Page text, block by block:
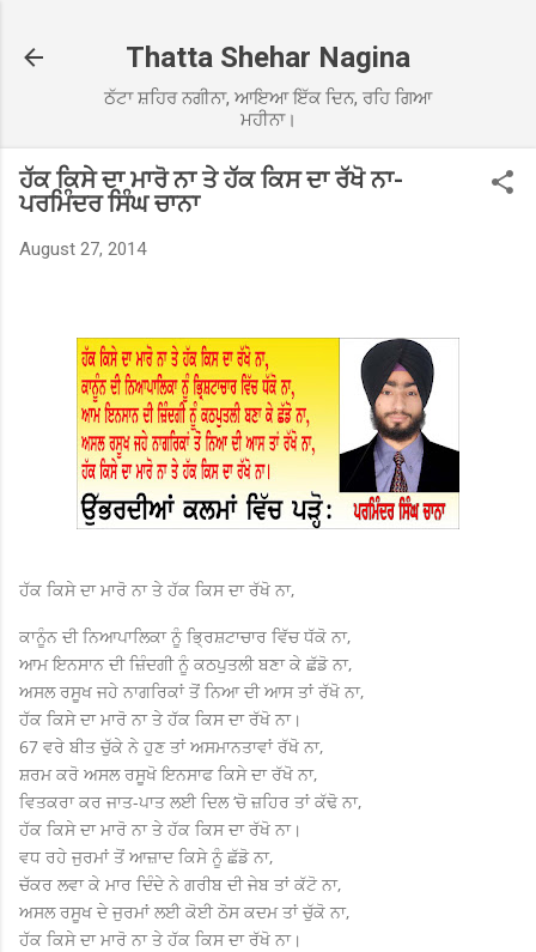
Thatta Shehar Nagina
ਠੱਟਾ ਸ਼ਹਿਰ ਨਗੀਨਾ, ਆਇਆ ਇੱਕ ਦਿਨ, ਰਹਿ ਗਿਆ
ਮਹੀਨਾ।
ਹੱਕ ਕਿਸੇ ਦਾ ਮਾਰੋ ਨਾ ਤੇ ਹੱਕ ਕਿਸ ਦਾ ਰੱਖੋ ਨਾ-
ਪਰਮਿੰਦਰ ਸਿੰਘ ਚਾਨਾ
August 27, 2014
ਹੱਕ ਕਿਸੇ ਦਾ ਮਾਰੋ ਨਾ ਤੇ ਹੱਕ ਕਿਸ ਦਾ ਰੱਖੋ ਨਾ,
ਕਾਨੂੰਨ ਦੀ ਨਿਆਪਾਲਿਕਾ ਨੂੰ ਭ੍ਰਿਸ਼ਟਾਚਾਰ ਵਿੱਚ ਧੱਕੋ ਨਾ,
ਆਮ ਇਨਸਾਨ ਦੀ ਜ਼ਿੰਦਗੀ ਨੂੰ ਕਠਪੁਤਲੀ ਬਣਾ ਕੇ ਛੱਡੋ ਨਾ,
ਅਸਲ ਰਸੂਖ ਜਹੇ ਨਾਗਰਿਕਾਂ ਤੋਂ ਨਿਆ ਦੀ ਆਸ ਤਾਂ ਰੱਖੋ ਨਾ,
ਹੱਕ ਕਿਸੇ ਦਾ ਮਾਰੋ ਨਾ ਤੇ ਹੱਕ ਕਿਸ ਦਾ ਰੱਖੋ ਨਾ।
67 ਵਰੇ ਬੀਤ ਚੁੱਕੇ ਨੇ ਹੁਣ ਤਾਂ ਅਸਮਾਨਤਾਵਾਂ ਰੱਖੋ ਨਾ,
ਸ਼ਰਮ ਕਰੋ ਅਸਲ ਰਸੂਖੋ ਇਨਸਾਫ ਕਿਸੇ ਦਾ ਰੱਖੋ ਨਾ,
ਵਿਤਕਰਾ ਕਰ ਜਾਤ-ਪਾਤ ਲਈ ਦਿਲ ‘ਚੋ ਜ਼ਹਿਰ ਤਾਂ ਕੱਢੋ ਨਾ,
ਹੱਕ ਕਿਸੇ ਦਾ ਮਾਰੋ ਨਾ ਤੇ ਹੱਕ ਕਿਸ ਦਾ ਰੱਖੋ ਨਾ।
ਵਧ ਰਹੇ ਜੁਰਮਾਂ ਤੋਂ ਆਜ਼ਾਦ ਕਿਸੇ ਨੂੰ ਛੱਡੋ ਨਾ,
ਚੱਕਰ ਲਵਾ ਕੇ ਮਾਰ ਦਿੰਦੇ ਨੇ ਗਰੀਬ ਦੀ ਜੇਬ ਤਾਂ ਕੱਟੋ ਨਾ,
ਅਸਲ ਰਸੂਖ ਦੇ ਜੁਰਮਾਂ ਲਈ ਕੋਈ ਠੋਸ ਕਦਮ ਤਾਂ ਚੁੱਕੋ ਨਾ,
ਹੱਕ ਕਿਸੇ ਦਾ ਮਾਰੋ ਨਾ ਤੇ ਹੱਕ ਕਿਸ ਦਾ ਰੱਖੋ ਨਾ।